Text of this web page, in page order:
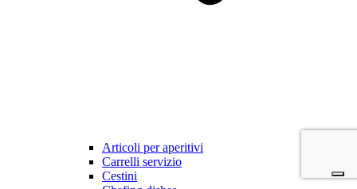
Articoli per aperitivi
Carrelli servizio
Cestini